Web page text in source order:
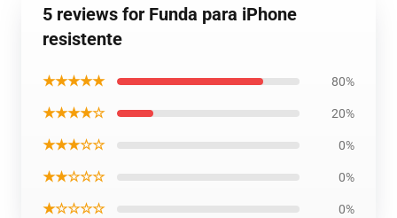
5 reviews for Funda para iPhone
resistente
★★★★★ 80%
★★★★☆ 20%
★★★☆☆ 0%
★★☆☆☆ 0%
★☆☆☆☆ 0%